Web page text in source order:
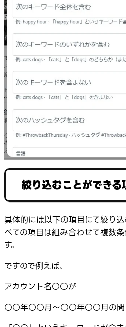
絞り込むことができる
具体的には以下の項目にて絞り
べての項目は組み合わせて複数
す。
ですので例えば、
アカウント名○○が
○○年○○月～○○年○○月の間